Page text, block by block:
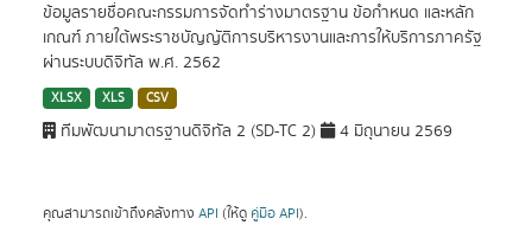
ข้อมูลรายชื่อคณะกรรมการจัดทำร่างมาตรฐาน ข้อกำหนด และหลัก
เกณฑ์ ภายใต้พระราชบัญญัติการบริหารงานและการให้บริการภาครัฐ
ผ่านระบบดิจิทัล พ.ศ. 2562
XLSX XLS CSV
ทีมพัฒนามาตรฐานดิจิทัล 2 (SD-TC 2) 4 มิถุนายน 2569
คุณสามารถเข้าถึงคลังทาง API (ให้ดู คู่มือ API).